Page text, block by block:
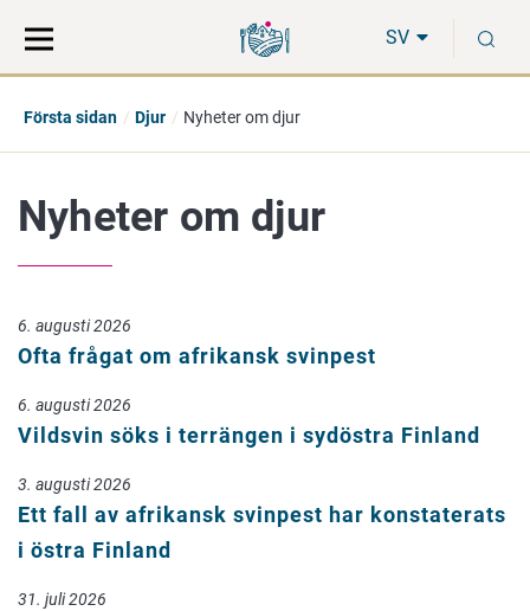
direkt
till
på
hela
SV
Första sidan Djur Nyheter om djur
Nyheter om djur
6. augusti 2026
Ofta frågat om afrikansk svinpest
6. augusti 2026
Vildsvin söks i terrängen i sydöstra Finland
3. augusti 2026
Ett fall av afrikansk svinpest har konstaterats
i östra Finland
31. juli 2026